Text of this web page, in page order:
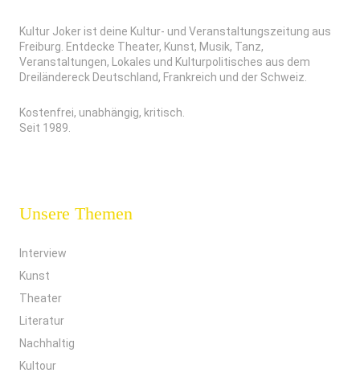
Kultur Joker ist deine Kultur- und Veranstaltungszeitung aus
Freiburg. Entdecke Theater, Kunst, Musik, Tanz,
Veranstaltungen, Lokales und Kulturpolitisches aus dem
Dreiländereck Deutschland, Frankreich und der Schweiz.
Kostenfrei, unabhängig, kritisch.
Seit 1989.
Unsere Themen
Interview
Kunst
Theater
Literatur
Nachhaltig
Kultour